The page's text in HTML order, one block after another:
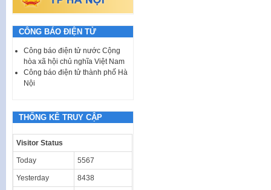
CÔNG BÁO ĐIỆN TỬ
Công báo điện tử nước Cộng
hòa xã hội chủ nghĩa Việt Nam
Công báo điện tử thành phố Hà
Nội
THỐNG KÊ TRUY CẬP
Visitor Status
Today 5567
Yesterday 8438